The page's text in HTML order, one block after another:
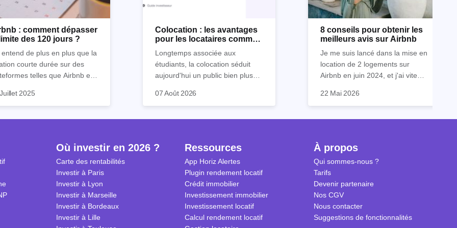
: comment dépasser
des 120 jours ?
entend de plus en plus que la
courte durée sur des
telles que Airbnb est
Mais chez Horiz,
reçues sur l’immobilier.
donc explorer dans cet
pour louer sur Airbnb
ne pas être inquiété par
réglementations.
préparez-vous à
vos rendements sur
tout en respectant les
du jeu !
2025
Colocation : les avantages
pour les locataires comme
Longtemps associée aux
étudiants, la colocation séduit
aujourd'hui un public bien plus
en mobilité professionnelle,
seniors. Pour un investisseur,
locatives les plus rentables, à
condition d'en accepter les
contraintes de gestion.
avant de se lancer : le cadre
2026, et surtout les limites réelles
07 Août 2026
8 conseils pour obtenir les
meilleurs avis sur Airbnb
Je me suis lancé dans la mise en
location de 2 logements sur
Airbnb en juin 2024, et j'ai vite
d'excellents avis réside dans un
exceptionnels, une
différence.
mes meilleurs conseils pour
de la part de vos invités. Ces
que j'ai pu observer en discutant
avec d'autres hôtes de la
communauté Airbnb.
22 Mai 2026
Où investir en 2026 ?
Carte des rentabilités
Investir à Paris
Investir à Lyon
Investir à Marseille
Investir à Bordeaux
Investir à Lille
Ressources
App Horiz Alertes
Plugin rendement locatif
Crédit immobilier
Investissement immobilier
Investissement locatif
Calcul rendement locatif
À propos
Qui sommes-nous ?
Tarifs
Devenir partenaire
Nos CGV
Nous contacter
Suggestions de fonctionnalités